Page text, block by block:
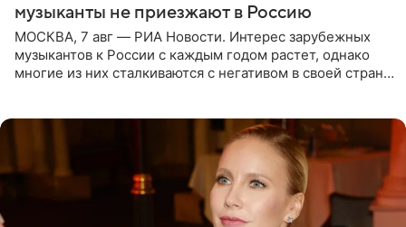
музыканты не приезжают в Россию
МОСКВА, 7 авг — РИА Новости. Интерес зарубежных
музыкантов к России с каждым годом растет, однако
многие из них сталкиваются с негативом в своей стране